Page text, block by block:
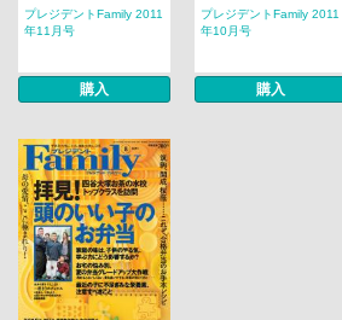
プレジデントFamily 2011
年11月号
購入
プレジデントFamily 2011
年10月号
購入